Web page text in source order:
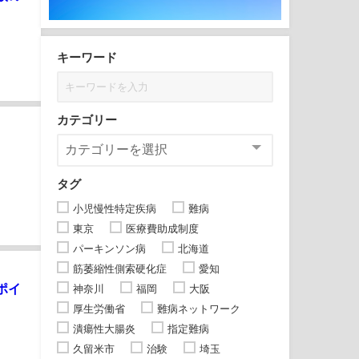
イ
キーワード
カテゴリー
タグ
小児慢性特定疾病
難病
東京
医療費助成制度
パーキンソン病
北海道
筋萎縮性側索硬化症
愛知
神奈川
福岡
大阪
厚生労働省
難病ネットワーク
潰瘍性大腸炎
指定難病
久留米市
治験 埼玉